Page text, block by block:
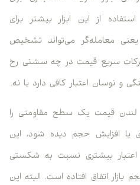
از این ابزار بیشتر برای
یعنی معامله‌گر می‌تواند تشخیص
سریع قیمت در چه سشنی رخ
و نوسان اعتبار کافی دارد یا نه.
لندن قیمت یک سطح مقاومتی را
یا افزایش حجم دیده شود، این
بیشتری نسبت به شکستی
اتفاق افتاده است. البته این